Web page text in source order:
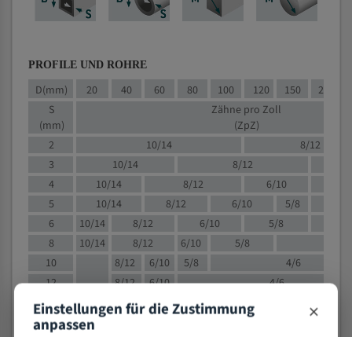
PROFILE UND ROHRE
D(mm) 20 40 60 80 100 120 150 200
S
(mm)
Zähne pro Zoll
(ZpZ)
2
10/14
8/12
3
10/14 8/12
4
10/14 8/12 6/10
5
10/14 8/12 6/10
5/8
6
10/14 8/12 6/10
5/8
8
10/14 8/12 6/10 5/8
10
8/12 6/10 5/8
4/6
12
8/12 6/10
4/6
15
8/12 6/10
4/5
20
Einstellungen für die Zustimmung
anpassen ×